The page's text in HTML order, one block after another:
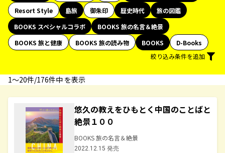
Resort Style
島旅 御朱印 歴史時代
旅の図鑑
BOOKS スペシャルコラボ
BOOKS 旅の名言＆絶景
BOOKS 旅と健康
BOOKS 旅の読み物 BOOKS
D-Books
絞り込み条件を追加
1〜20件/176件中 を表示
悠久の教えをひもとく中国のことばと
絶景１００
BOOKS 旅の名言＆絶景
2022.12.15 発売